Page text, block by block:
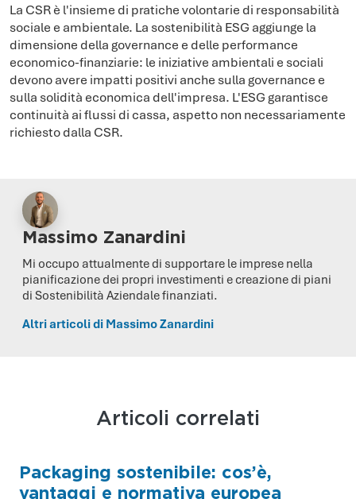
La CSR è l'insieme di pratiche volontarie di responsabilità
sociale e ambientale. La sostenibilità ESG aggiunge la
dimensione della governance e delle performance
economico-finanziarie: le iniziative ambientali e sociali
devono avere impatti positivi anche sulla governance e
sulla solidità economica dell'impresa. L'ESG garantisce
continuità ai flussi di cassa, aspetto non necessariamente
richiesto dalla CSR.
Massimo Zanardini
Mi occupo attualmente di supportare le imprese nella
pianificazione dei propri investimenti e creazione di piani
di Sostenibilità Aziendale finanziati.
Altri articoli di Massimo Zanardini
Articoli correlati
Packaging sostenibile: cos’è,
vantaggi e normativa europea